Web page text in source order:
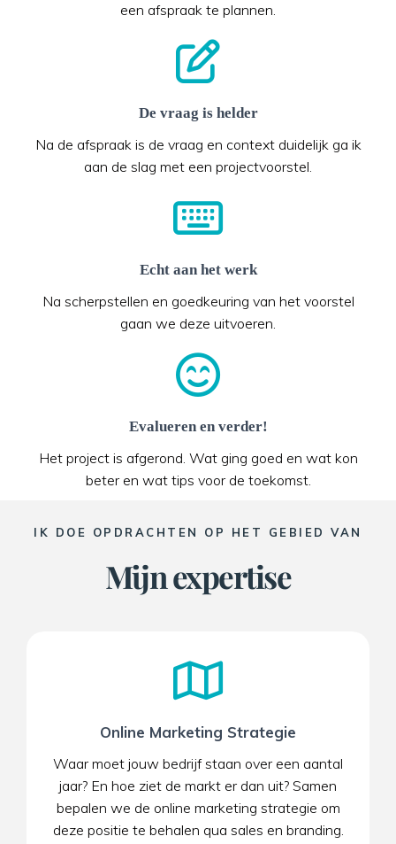
een afspraak te plannen.
De vraag is helder
Na de afspraak is de vraag en context duidelijk ga ik
aan de slag met een projectvoorstel.
Echt aan het werk
Na scherpstellen en goedkeuring van het voorstel
gaan we deze uitvoeren.
Evalueren en verder!
Het project is afgerond. Wat ging goed en wat kon
beter en wat tips voor de toekomst.
IK DOE OPDRACHTEN OP HET GEBIED VAN
Mijn expertise
Online Marketing Strategie​
Waar moet jouw bedrijf staan over een aantal
jaar? En hoe ziet de markt er dan uit? Samen
bepalen we de online marketing strategie om
deze positie te behalen qua sales en branding.